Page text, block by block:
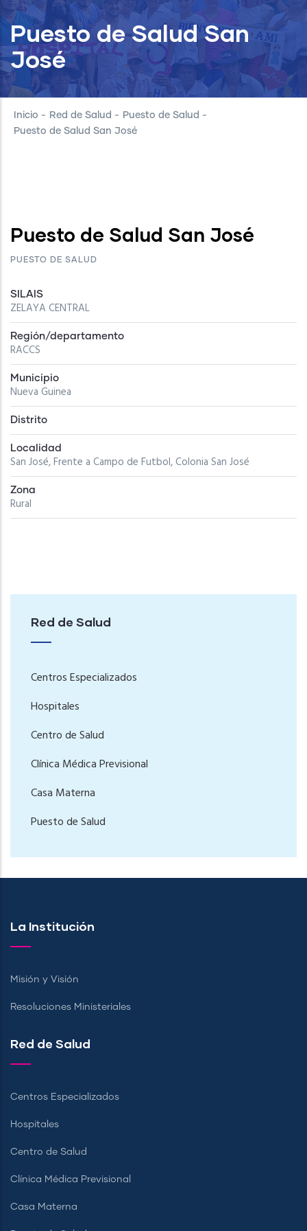
Puesto de Salud San
José
Inicio - Red de Salud - Puesto de Salud -
Puesto de Salud San José
Puesto de Salud San José
PUESTO DE SALUD
SILAIS
ZELAYA CENTRAL
Región/departamento
RACCS
Municipio
Nueva Guinea
Distrito
Localidad
San José, Frente a Campo de Futbol, Colonia San José
Zona
Rural
Red de Salud
Centros Especializados
Hospitales
Centro de Salud
Clínica Médica Previsional
Casa Materna
Puesto de Salud
La Institución
Misión y Visión
Resoluciones Ministeriales
Red de Salud
Centros Especializados
Hospitales
Centro de Salud
Clínica Médica Previsional
Casa Materna